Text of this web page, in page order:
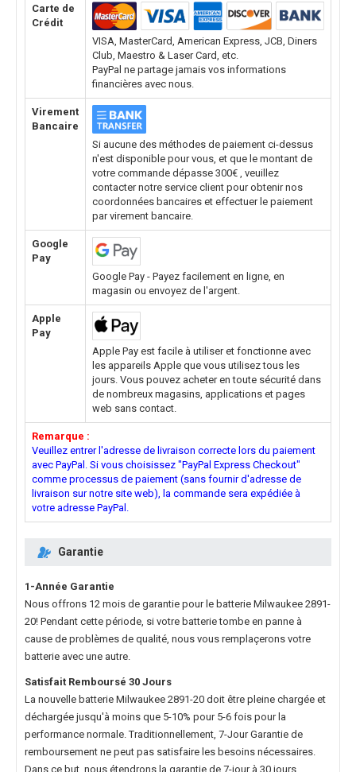
Carte de
Crédit
VISA, MasterCard, American Express, JCB, Diners
Club, Maestro & Laser Card, etc.
PayPal ne partage jamais vos informations
financières avec nous.
Virement
Bancaire
Si aucune des méthodes de paiement ci-dessus
n'est disponible pour vous, et que le montant de
votre commande dépasse 300€ , veuillez
contacter notre service client pour obtenir nos
coordonnées bancaires et effectuer le paiement
par virement bancaire.
Google
Pay
Google Pay - Payez facilement en ligne, en
magasin ou envoyez de l'argent.
Apple
Pay
Apple Pay est facile à utiliser et fonctionne avec
les appareils Apple que vous utilisez tous les
jours. Vous pouvez acheter en toute sécurité dans
de nombreux magasins, applications et pages
web sans contact.
Remarque :
Veuillez entrer l'adresse de livraison correcte lors du paiement
avec PayPal. Si vous choisissez "PayPal Express Checkout"
comme processus de paiement (sans fournir d'adresse de
livraison sur notre site web), la commande sera expédiée à
votre adresse PayPal.
Garantie
1-Année Garantie
Nous offrons 12 mois de garantie pour le batterie Milwaukee 2891-
20! Pendant cette période, si votre batterie tombe en panne à
cause de problèmes de qualité, nous vous remplaçerons votre
batterie avec une autre.
Satisfait Remboursé 30 Jours
La nouvelle batterie Milwaukee 2891-20 doit être pleine chargée et
déchargée jusqu'à moins que 5-10% pour 5-6 fois pour la
performance normale. Traditionnellement, 7-Jour Garantie de
remboursement ne peut pas satisfaire les besoins nécessaires.
Dans ce but, nous étendrons la garantie de 7-jour à 30 jours.